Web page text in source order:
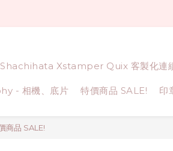
Shachihata Xstamper Quix 客製化連
- 相機、底片 特價商品 SALE! 印
商品 SALE!